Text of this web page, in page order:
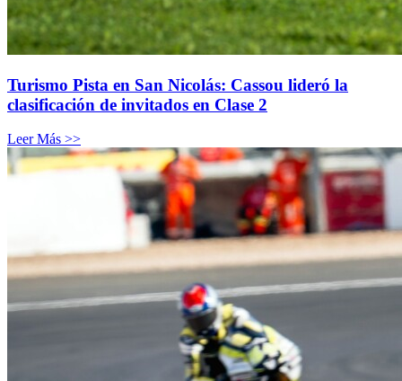
Turismo Pista en San Nicolás: Cassou lideró la
clasificación de invitados en Clase 2
Leer Más >>